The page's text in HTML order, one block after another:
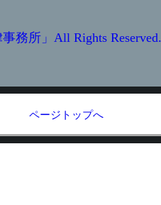
務所」All Rights Reserved.
ページトップへ